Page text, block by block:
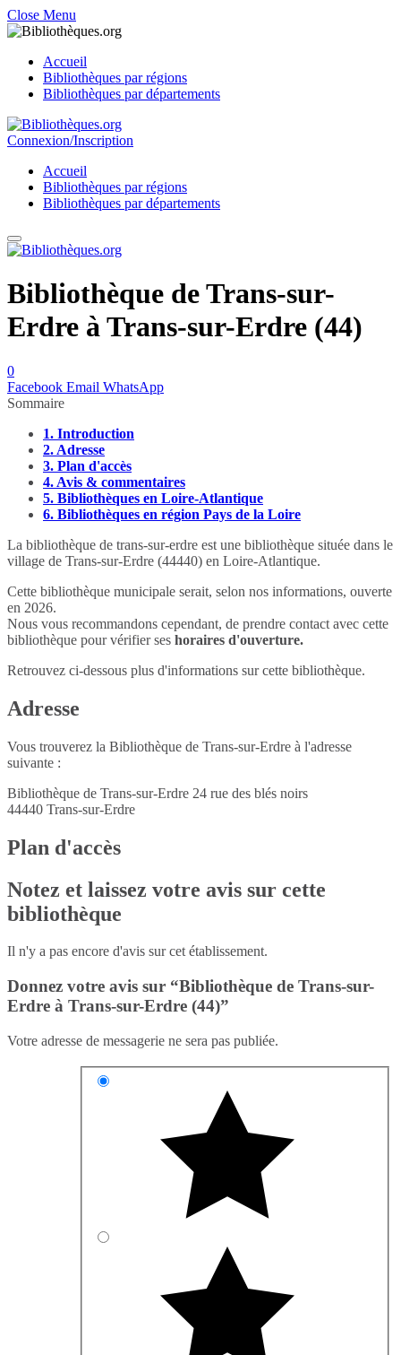
Close Menu
Accueil
Bibliothèques par régions
Bibliothèques par départements
Connexion/Inscription
Accueil
Bibliothèques par régions
Bibliothèques par départements
Bibliothèque de Trans-sur-
Erdre à Trans-sur-Erdre (44)
0
Facebook Email WhatsApp
Sommaire
1. Introduction
2. Adresse
3. Plan d'accès
4. Avis & commentaires
5. Bibliothèques en Loire-Atlantique
6. Bibliothèques en région Pays de la Loire
La bibliothèque de trans-sur-erdre est une bibliothèque située dans le
village de Trans-sur-Erdre (44440) en Loire-Atlantique.
Cette bibliothèque municipale serait, selon nos informations, ouverte
en 2026.
Nous vous recommandons cependant, de prendre contact avec cette
bibliothèque pour vérifier ses horaires d'ouverture.
Retrouvez ci-dessous plus d'informations sur cette bibliothèque.
Adresse
Vous trouverez la Bibliothèque de Trans-sur-Erdre à l'adresse
suivante :
Bibliothèque de Trans-sur-Erdre 24 rue des blés noirs
44440 Trans-sur-Erdre
Plan d'accès
Notez et laissez votre avis sur cette
bibliothèque
Il n'y a pas encore d'avis sur cet établissement.
Donnez votre avis sur “Bibliothèque de Trans-sur-
Erdre à Trans-sur-Erdre (44)”
Votre adresse de messagerie ne sera pas publiée.